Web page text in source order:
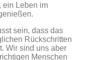
ein Leben im
sein, dass das
Rückschritten
Wir sind uns aber
Menschen